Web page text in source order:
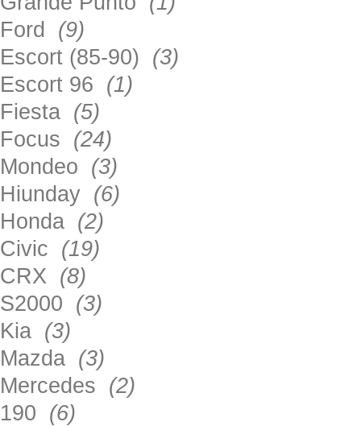
Ford (9)
Escort (85-90) (3)
Escort 96 (1)
Fiesta (5)
Focus (24)
Mondeo (3)
Hiunday (6)
Honda (2)
Civic (19)
CRX (8)
S2000 (3)
Kia (3)
Mazda (3)
Mercedes (2)
190 (6)